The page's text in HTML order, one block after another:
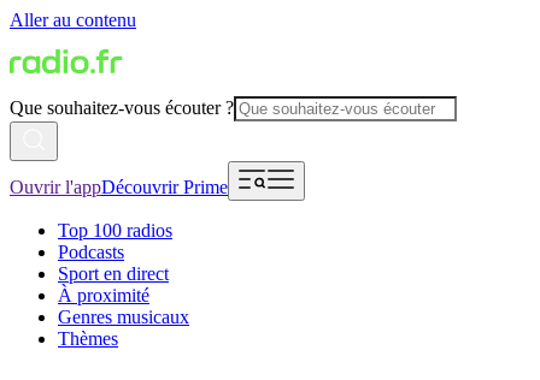
Aller au contenu
Que souhaitez-vous écouter ?
Ouvrir l'appDécouvrir Prime
Top 100 radios
Podcasts
Sport en direct
À proximité
Genres musicaux
Thèmes